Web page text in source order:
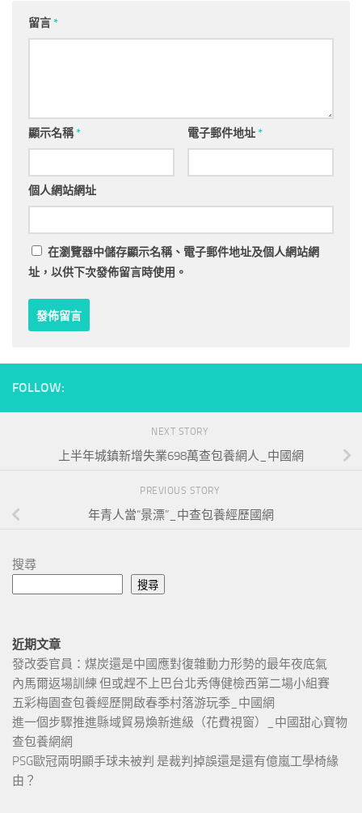
留言*
顯示名稱* 電子郵件地址*
個人網站網址
在瀏覽器中儲存顯示名稱、電子郵件地址及個人網站網
址，以供下次發佈留言時使用。
FOLLOW:
NEXT STORY
上半年城鎮新增失業698萬查包養網人_中國網
PREVIOUS STORY
年青人當“景漂”_中查包養經歷國網
搜尋
搜尋
近期文章
發改委官員：煤炭還是中國應對復雜動力形勢的最年夜底氣
內馬爾返場訓練 但或趕不上巴台北秀傳健檢西第二場小組賽
五彩梅園查包養經歷開啟春季村落游玩季_中國網
進一個步驟推進縣域貿易煥新進級（花費視窗）_中國甜心寶物
查包養網網
PSG歐冠兩明顯手球未被判 是裁判掉誤還是還有億嵐工學椅緣
由？